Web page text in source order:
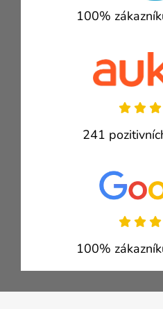
100%
241
100%